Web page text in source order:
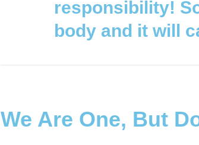
responsibility!
body and it will
We Are One, But